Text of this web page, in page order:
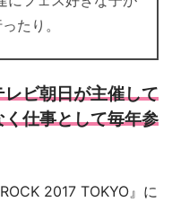
たり。
ビ朝日が主催して
仕事として毎年参
2017 TOKYO』に